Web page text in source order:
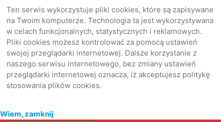
Ten serwis wykorzystuje pliki cookies, które są zapisywane
na Twoim komputerze. Technologia ta jest wykorzystywana
w celach funkcjonalnych, statystycznych i reklamowych.
Pliki cookies możesz kontrolować za pomocą ustawień
swojej przeglądarki internetowej. Dalsze korzystanie z
naszego serwisu internetowego, bez zmiany ustawień
przeglądarki internetowej oznacza, iż akceptujesz politykę
stosowania plików cookies.
Wiem, zamknij